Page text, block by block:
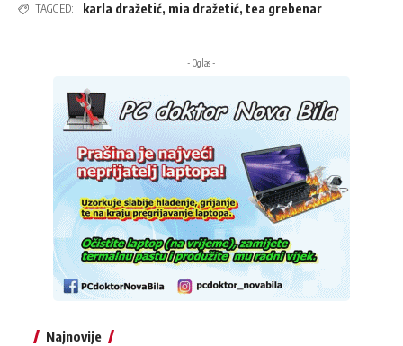
TAGGED: karla dražetić, mia dražetić, tea grebenar
- Oglas -
Najnovije